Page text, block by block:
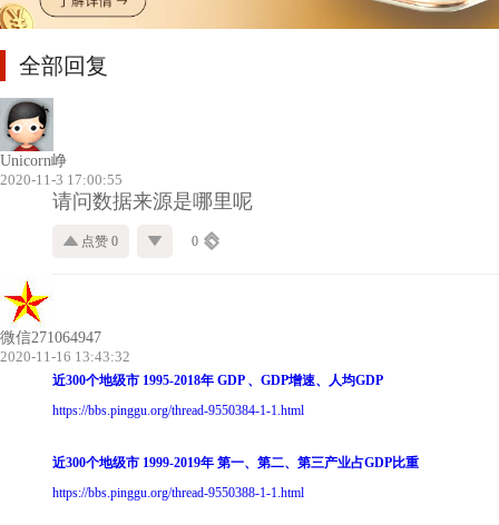
全部回复
Unicorn峥
2020-11-3 17:00:55
请问数据来源是哪里呢
点赞 0 0
微信271064947
2020-11-16 13:43:32
近300个地级市 1995-2018年 GDP 、GDP增速、人均GDP
https://bbs.pinggu.org/thread-9550384-1-1.html
近300个地级市 1999-2019年 第一、第二、第三产业占GDP比重
https://bbs.pinggu.org/thread-9550388-1-1.html